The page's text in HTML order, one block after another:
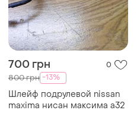
700 грн 0
800 грн -13%
Шлейф подрулевой nissan
maxima нисан максима а32